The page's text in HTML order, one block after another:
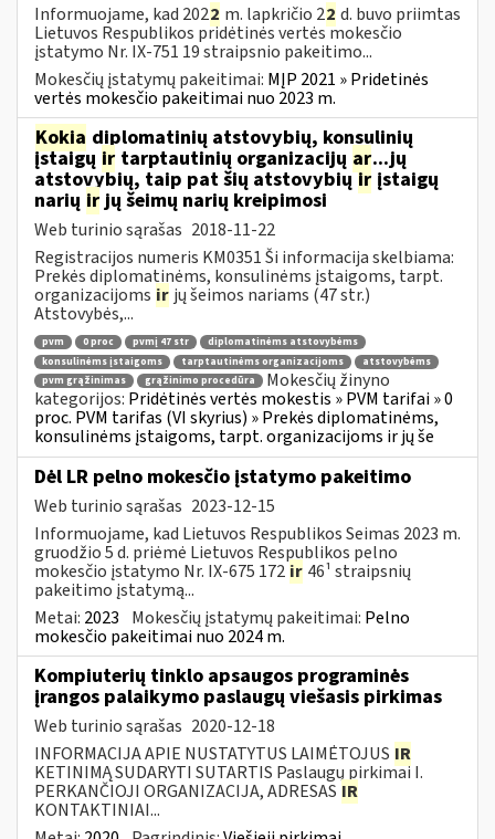
Informuojame, kad 2022 m. lapkričio 22 d. buvo priimtas
Lietuvos Respublikos pridėtinės vertės mokesčio
įstatymo Nr. IX-751 19 straipsnio pakeitimo...
Mokesčių įstatymų pakeitimai: MĮP 2021 » Pridetinės
vertės mokesčio pakeitimai nuo 2023 m.
Kokia diplomatinių atstovybių, konsulinių
įstaigų ir tarptautinių organizacijų ar...jų
atstovybių, taip pat šių atstovybiųir įstaigų
narių irjų šeimų narių kreipimosi
Web turinio sąrašas 2018-11-22
Registracijos numeris KM0351 Ši informacija skelbiama:
Prekės diplomatinėms, konsulinėms įstaigoms, tarpt.
organizacijoms ir jų šeimos nariams (47 str.)
Atstovybės,...
pvm 0 proc pvmį 47 str
diplomatinėms atstovybėms
konsulinėms įstaigoms
tarptautinėms organizacijoms
atstovybėms
pvm grąžinimas
grąžinimo procedūra
Mokesčių žinyno
kategorijos: Pridėtinės vertės mokestis » PVM tarifai » 0
proc. PVM tarifas (VI skyrius) » Prekės diplomatinėms,
konsulinėms įstaigoms, tarpt. organizacijoms ir jų še
Dėl LR pelno mokesčio įstatymo pakeitimo
Web turinio sąrašas 2023-12-15
Informuojame, kad Lietuvos Respublikos Seimas 2023 m.
gruodžio 5 d. priėmė Lietuvos Respublikos pelno
mokesčio įstatymo Nr. IX-675 172 ir 46¹ straipsnių
pakeitimo įstatymą...
Metai: 2023 Mokesčių įstatymų pakeitimai: Pelno
mokesčio pakeitimai nuo 2024 m.
Kompiuterių tinklo apsaugos programinės
įrangos palaikymo paslaugų viešasis pirkimas
Web turinio sąrašas 2020-12-18
INFORMACIJA APIE NUSTATYTUS LAIMĖTOJUS IR
KETINIMĄ SUDARYTI SUTARTIS Paslaugų pirkimai I.
PERKANČIOJI ORGANIZACIJA, ADRESAS IR
KONTAKTINIAI...